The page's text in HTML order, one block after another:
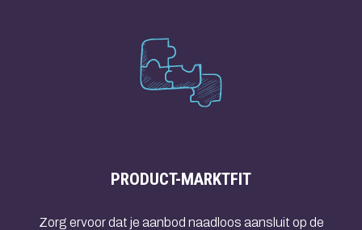
PRODUCT-MARKTFIT
Zorg ervoor dat je aanbod naadloos aansluit op de